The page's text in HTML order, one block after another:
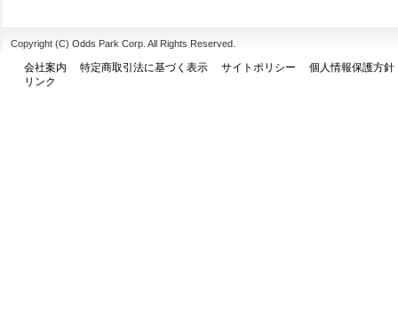
Copyright (C) Odds Park Corp. All Rights Reserved.
会社案内 特定商取引法に基づく表示 サイトポリシー
個人情報保護方針
リンク